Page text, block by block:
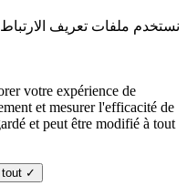
نستخدم ملفات تعريف
votre expérience de
et mesurer l'efficacité de
et peut être modifié à tout
tout ✓